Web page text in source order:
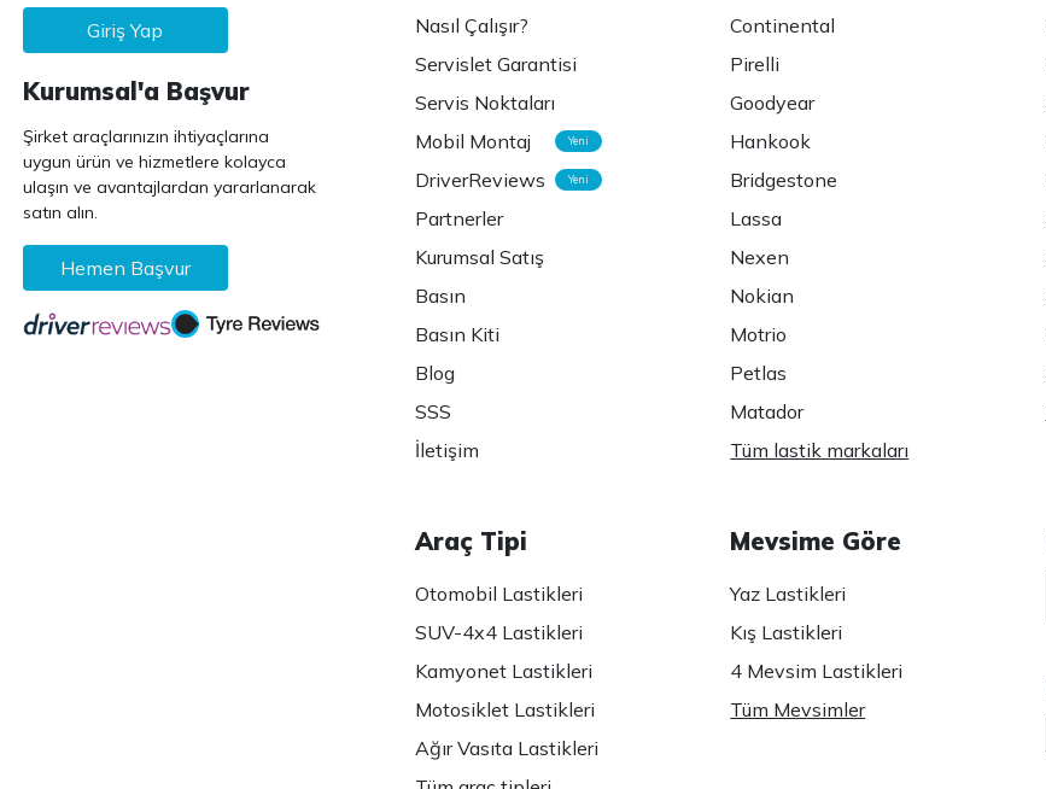
Giriş Yap
Kurumsal'a Başvur
Şirket araçlarınızın ihtiyaçlarına
uygun ürün ve hizmetlere kolayca
ulaşın ve avantajlardan yararlanarak
satın alın.
Hemen Başvur
Nasıl Çalışır?
Servislet Garantisi
Servis Noktaları
Mobil Montaj
Yeni
DriverReviews Yeni
Partnerler
Kurumsal Satış
Basın
Basın Kiti
Blog
SSS
İletişim
Continental
Pirelli
Goodyear
Hankook
Bridgestone
Lassa
Nexen
Nokian
Motrio
Petlas
Matador
Tüm lastik markaları
Araç Tipi
Otomobil Lastikleri
SUV-4x4 Lastikleri
Kamyonet Lastikleri
Motosiklet Lastikleri
Ağır Vasıta Lastikleri
Mevsime Göre
Yaz Lastikleri
Kış Lastikleri
4 Mevsim Lastikleri
Tüm Mevsimler